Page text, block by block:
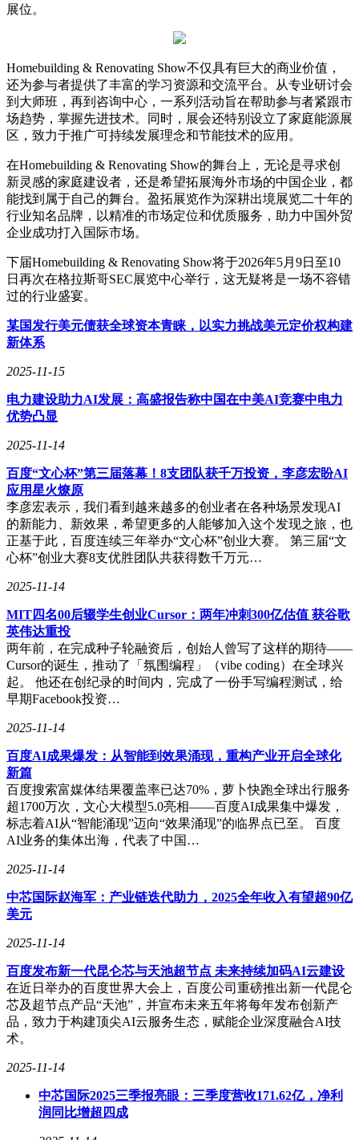
展位。
Homebuilding & Renovating Show不仅具有巨大的商业价值，
还为参与者提供了丰富的学习资源和交流平台。从专业研讨会
到大师班，再到咨询中心，一系列活动旨在帮助参与者紧跟市
场趋势，掌握先进技术。同时，展会还特别设立了家庭能源展
区，致力于推广可持续发展理念和节能技术的应用。
在Homebuilding & Renovating Show的舞台上，无论是寻求创
新灵感的家庭建设者，还是希望拓展海外市场的中国企业，都
能找到属于自己的舞台。盈拓展览作为深耕出境展览二十年的
行业知名品牌，以精准的市场定位和优质服务，助力中国外贸
企业成功打入国际市场。
下届Homebuilding & Renovating Show将于2026年5月9日至10
日再次在格拉斯哥SEC展览中心举行，这无疑将是一场不容错
过的行业盛宴。
某国发行美元债获全球资本青睐，以实力挑战美元定价权构建
新体系
2025-11-15
电力建设助力AI发展：高盛报告称中国在中美AI竞赛中电力
优势凸显
2025-11-14
百度“文心杯”第三届落幕！8支团队获千万投资，李彦宏盼AI
应用星火燎原
李彦宏表示，我们看到越来越多的创业者在各种场景发现AI
的新能力、新效果，希望更多的人能够加入这个发现之旅，也
正基于此，百度连续三年举办“文心杯”创业大赛。 第三届“文
心杯”创业大赛8支优胜团队共获得数千万元…
2025-11-14
MIT四名00后辍学生创业Cursor：两年冲刺300亿估值 获谷歌
英伟达重投
两年前，在完成种子轮融资后，创始人曾写了这样的期待——
Cursor的诞生，推动了「氛围编程」（vibe coding）在全球兴
起。 他还在创纪录的时间内，完成了一份手写编程测试，给
早期Facebook投资…
2025-11-14
百度AI成果爆发：从智能到效果涌现，重构产业开启全球化
新篇
百度搜索富媒体结果覆盖率已达70%，萝卜快跑全球出行服务
超1700万次，文心大模型5.0亮相——百度AI成果集中爆发，
标志着AI从“智能涌现”迈向“效果涌现”的临界点已至。 百度
AI业务的集体出海，代表了中国…
2025-11-14
中芯国际赵海军：产业链迭代助力，2025全年收入有望超90亿
美元
2025-11-14
百度发布新一代昆仑芯与天池超节点 未来持续加码AI云建设
在近日举办的百度世界大会上，百度公司重磅推出新一代昆仑
芯及超节点产品“天池”，并宣布未来五年将每年发布创新产
品，致力于构建顶尖AI云服务生态，赋能企业深度融合AI技
术。
2025-11-14
中芯国际2025三季报亮眼：三季度营收171.62亿，净利
润同比增超四成